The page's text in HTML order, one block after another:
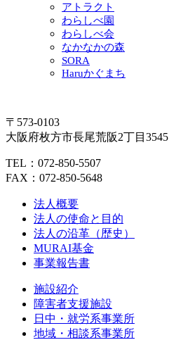
アトラクト
わらしべ園
わらしべ会
なかなかの森
SORA
Haruかぐまち
〒573-0103
大阪府枚方市長尾荒阪2丁目3545
TEL：072-850-5507
FAX：072-850-5648
法人概要
法人の使命と目的
法人の沿革（歴史）
MURAI基金
事業報告書
施設紹介
障害者支援施設
日中・就労系事業所
地域・相談系事業所